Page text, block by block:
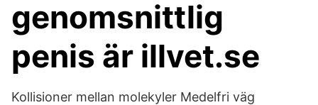
genomsnittlig
penis är illvet.se
Kollisioner mellan molekyler Medelfri väg